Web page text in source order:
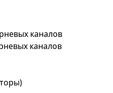
каналов
каналов